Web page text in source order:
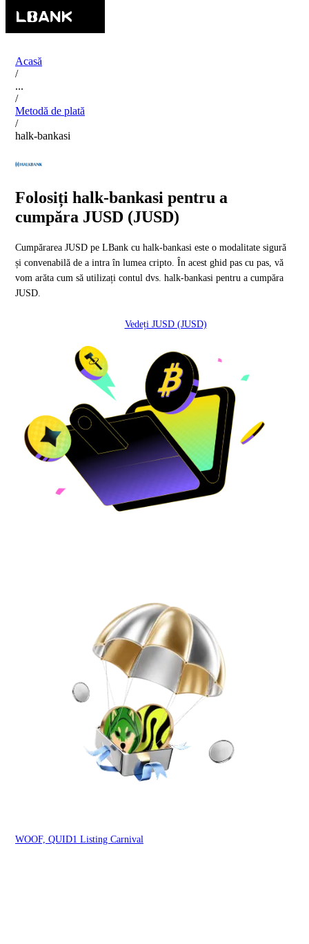
Acasă
/
...
/
Metodă de plată
/
halk-bankasi
Folosiți halk-bankasi pentru a
cumpăra JUSD (JUSD)
Cumpărarea JUSD pe LBank cu halk-bankasi este o modalitate sigură
și convenabilă de a intra în lumea cripto. În acest ghid pas cu pas, vă
vom arăta cum să utilizați contul dvs. halk-bankasi pentru a cumpăra
JUSD.
Vedeți JUSD (JUSD)
WOOF, QUID1 Listing Carnival